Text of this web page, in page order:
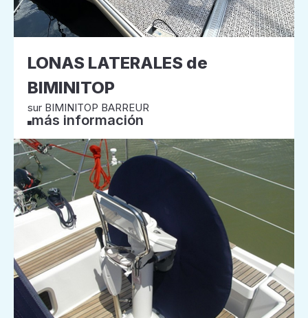
LONAS LATERALES de
BIMINITOP
sur BIMINITOP BARREUR
más información